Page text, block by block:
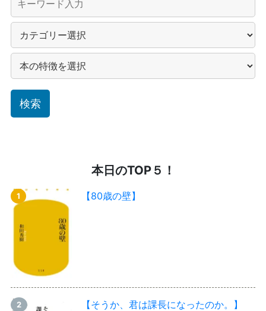
本日のTOP５！
【80歳の壁】
【そうか、君は課長になったのか。】